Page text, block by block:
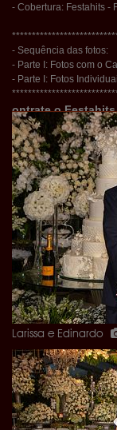
- Cobertura: Festahits -
- Sequência das fotos:
- Parte I: Fotos com o
- Parte I: Fotos
ontrate o
e melhor
- Twitter -https://
- Instagram -
- Fan Page -
Larissa e Edinardo